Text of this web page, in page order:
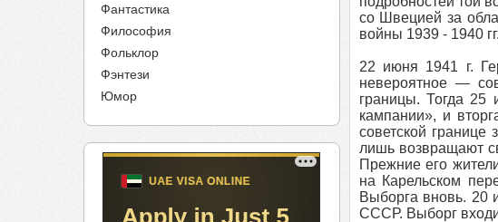
Фантастика
Философия
Фольклор
Фэнтези
Юмор
со Швецией за
войны 1939 - 1940 гг.
22 июня 1941 г.
невероятное —
границы. Тогда
кампании», и
советской
лишь возвращают
Прежние его
на Карельском
Выборга вновь. 20
СССР. Выборг